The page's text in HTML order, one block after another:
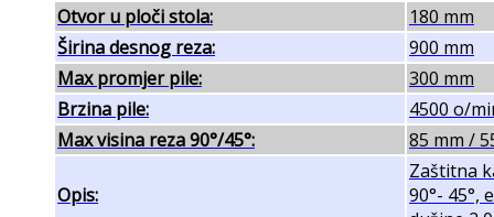
Otvor u ploči stola:
180 mm
Širina desnog reza:
900 mm
Max promjer pile:
300 mm
Brzina pile:
4500 o/
Max visina reza 90°/45°:
85 mm /
Opis:
Zaštitna
90°- 45°,